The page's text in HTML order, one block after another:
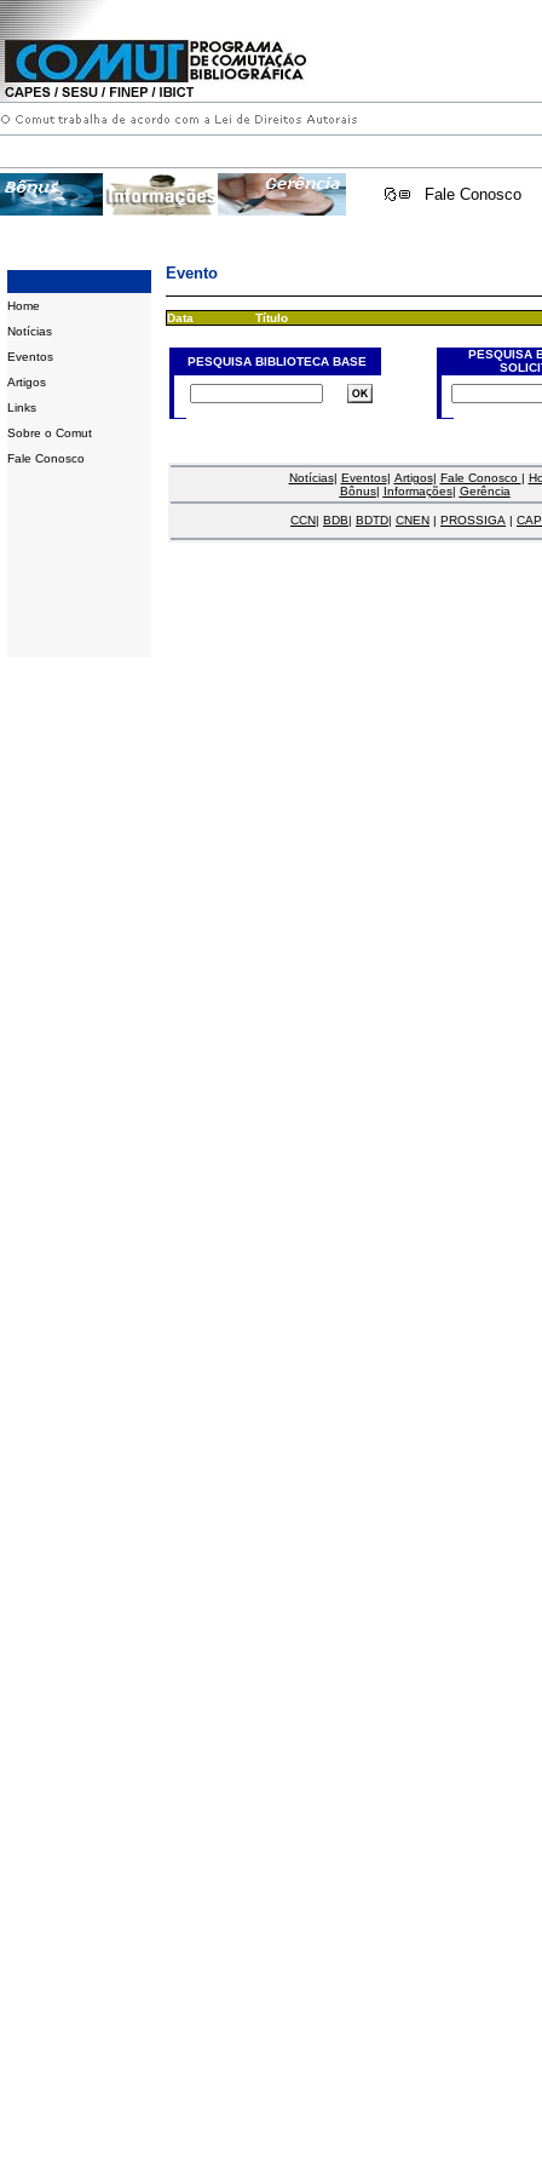
Fale Conosco
Home
Notícias
Eventos
Artigos
Links
Sobre o Comut
Fale Conosco
Evento
Data Título
PESQUISA BIBLIOTECA BASE
PESQUISA
Notícias| Eventos| Artigos| Fale Conosco |
Bônus| Informações| Gerência
CCN| BDB| BDTD| CNEN | PROSSIGA |